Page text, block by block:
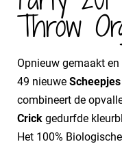
Throw
Opnieuw gemaakt
49 nieuwe
combineert de
Crick gedurfde
Het 100%